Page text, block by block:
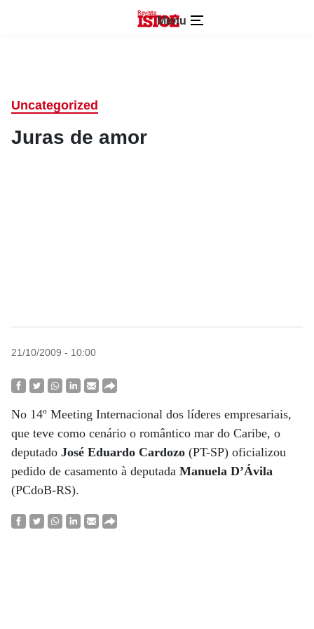
Menu
Uncategorized
Juras de amor
21/10/2009 - 10:00
No 14º Meeting Internacional dos líderes empresariais,
que teve como cenário o romântico mar do Caribe, o
deputado José Eduardo Cardozo (PT-SP) oficializou
pedido de casamento à deputada Manuela D’Ávila
(PCdoB-RS).